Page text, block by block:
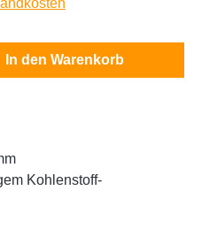
gewünschten
In den Warenkorb
Kohlenstoff-